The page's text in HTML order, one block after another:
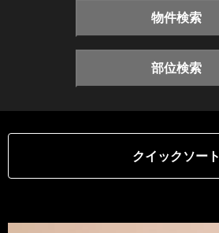
物件検索
部位検索
クイックソート